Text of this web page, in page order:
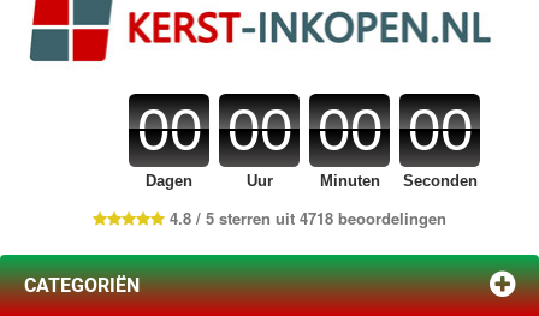
00
Dagen
00
Uur
00
Minuten
00
Seconden
4.8 / 5 sterren uit 4718 beoordelingen
CATEGORIËN